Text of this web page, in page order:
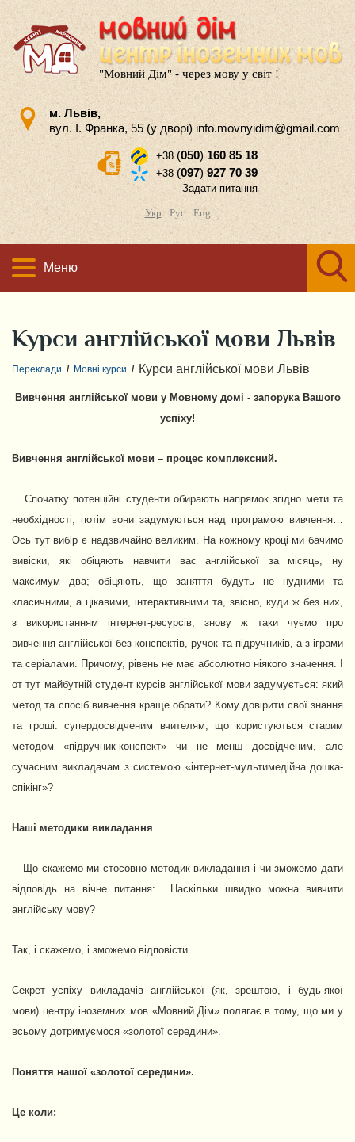
"Мовний Дім" - через мову у світ !
м. Львів,
вул. І. Франка, 55 (у дворі) info.movnyidim@gmail.com
+38 (050) 160 85 18
+38 (097) 927 70 39
Задати питання
Укр Рус Eng
Меню
Курси англійської мови Львів
Переклади / Мовні курси / Курси англійської мови Львів
Вивчення англійської мови у Мовному домі - запорука Вашого
успіху!
Вивчення англійської мови – процес комплексний.
Спочатку потенційні студенти обирають напрямок згідно мети та
необхідності, потім вони задумуються над програмою вивчення…
Ось тут вибір є надзвичайно великим. На кожному кроці ми бачимо
вивіски, які обіцяють навчити вас англійської за місяць, ну
максимум два; обіцяють, що заняття будуть не нудними та
класичними, а цікавими, інтерактивними та, звісно, куди ж без них,
з використанням інтернет-ресурсів; знову ж таки чуємо про
вивчення англійської без конспектів, ручок та підручників, а з іграми
та серіалами. Причому, рівень не має абсолютно ніякого значення. І
от тут майбутній студент курсів англійської мови задумується: який
метод та спосіб вивчення краще обрати? Кому довірити свої знання
та гроші: супердосвідченим вчителям, що користуються старим
методом «підручник-конспект» чи не менш досвідченим, але
сучасним викладачам з системою «інтернет-мультимедійна дошка-
спікінг»?
Наші методики викладання
Що скажемо ми стосовно методик викладання і чи зможемо дати
відповідь на вічне питання: Наскільки швидко можна вивчити
англійську мову?
Так, і скажемо, і зможемо відповісти.
Секрет успіху викладачів англійської (як, зрештою, і будь-якої
мови) центру іноземних мов «Мовний Дім» полягає в тому, що ми у
всьому дотримуємося «золотої середини».
Поняття нашої «золотої середини».
Це коли: